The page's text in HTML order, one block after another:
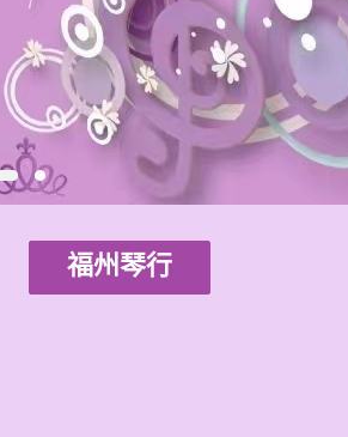
福州琴行